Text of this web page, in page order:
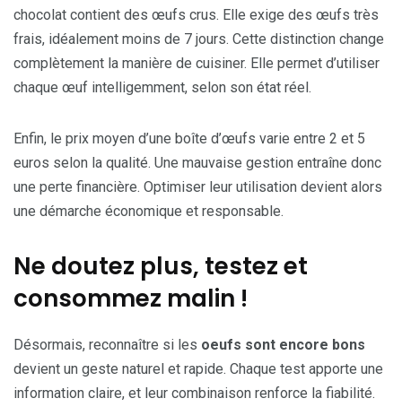
chocolat contient des œufs crus. Elle exige des œufs très
frais, idéalement moins de 7 jours. Cette distinction change
complètement la manière de cuisiner. Elle permet d’utiliser
chaque œuf intelligemment, selon son état réel.
Enfin, le prix moyen d’une boîte d’œufs varie entre 2 et 5
euros selon la qualité. Une mauvaise gestion entraîne donc
une perte financière. Optimiser leur utilisation devient alors
une démarche économique et responsable.
Ne doutez plus, testez et
consommez malin !
Désormais, reconnaître si les oeufs sont encore bons
devient un geste naturel et rapide. Chaque test apporte une
information claire, et leur combinaison renforce la fiabilité.